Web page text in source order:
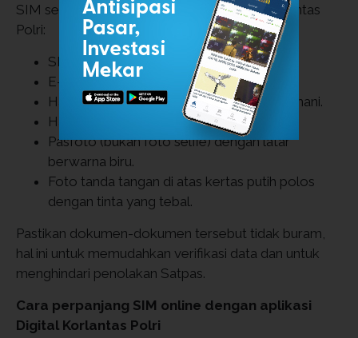
SIM secara online melalui aplikasi Digital Korlantas
Polri:
SIM lama.
E-KTP.
Hasil pemeriksaan kesehatan (rikkes) jasmani.
Hasil tes psikologi.
Pasfoto (bukan foto selfie) dengan latar
berwarna biru.
Foto tanda tangan di atas kertas putih polos
dengan tinta yang tebal.
Pastikan dokumen-dokumen tersebut tidak buram,
hal ini untuk memudahkan verifikasi data dan untuk
menghindari penolakan Satpas.
Cara perpanjang SIM online dengan aplikasi
Digital Korlantas Polri